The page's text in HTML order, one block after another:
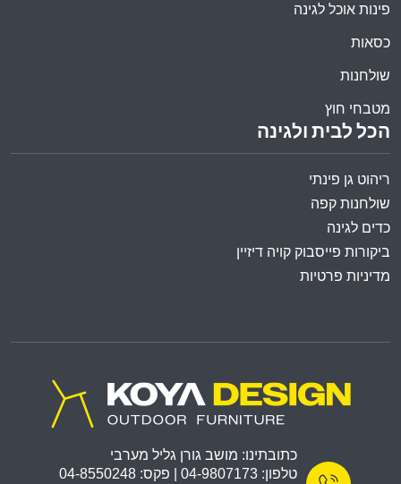
הכל לבית ולגינה
ריהוט גן פינתי
שולחנות קפה
כדים לגינה
ביקורות פייסבוק קויה דיזיין
מדיניות פרטיות
פינות אוכל לגינה
כסאות
שולחנות
מטבחי חוץ
כתובתינו: מושב גורן גליל מערבי
טלפון: 04-9807173 | פקס: 04-8550248